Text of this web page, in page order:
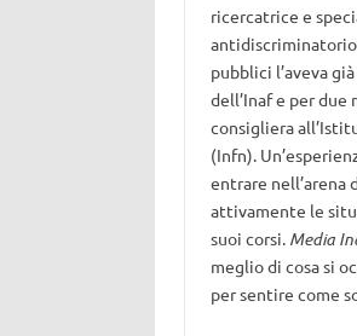
ricercatrice e
pubblici l’aveva
dell’Inaf e per due
consigliera
(Infn).
entrare nell’arena
attivamente le
suoi corsi. Media
meglio di cosa si
per sentire come